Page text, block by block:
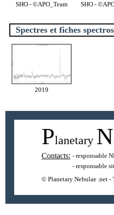
SHO - ©APO_Team SHO -
Spectres et fiches
2019
Planetary N
Contacts: - responsable
- responsable
© Planetary Nebulae .net -